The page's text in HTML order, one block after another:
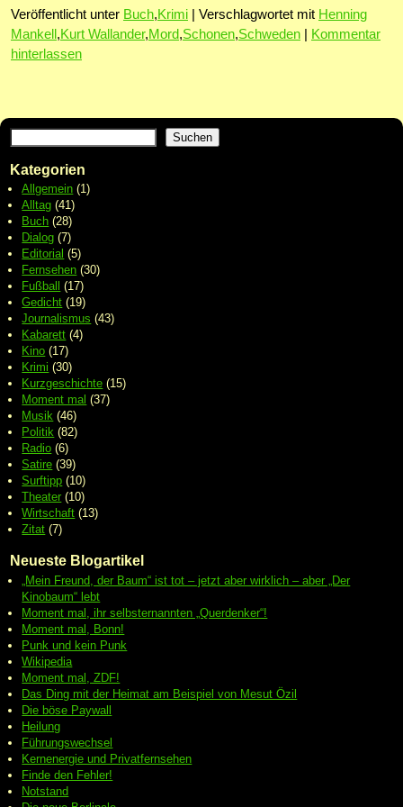
Veröffentlicht unter Buch,Krimi Verschlagwortet mit Henning
Mankell ,Kurt Wallander,Mord,Schonen,Schweden
Kommentar
hinterlassen
Suchen
Kategorien
Allgemein (1)
Alltag (41)
Buch (28)
Dialog (7)
Editorial (5)
Fernsehen (30)
Fußball (17)
Gedicht (19)
Journalismus (43)
Kabarett (4)
Kino (17)
Krimi (30)
Kurzgeschichte (15)
Moment mal (37)
Musik (46)
Politik (82)
Radio (6)
Satire (39)
Surftipp (10)
Theater (10)
Wirtschaft (13)
Zitat (7)
Neueste Blogartikel
„Mein Freund, der Baum“ ist tot – jetzt aber wirklich – aber „Der
Kinobaum“ lebt
Moment mal, ihr selbsternannten „Querdenker“!
Moment mal, Bonn!
Punk und kein Punk
Wikipedia
Moment mal, ZDF!
Das Ding mit der Heimat am Beispiel von Mesut Özil
Die böse Paywall
Heilung
Führungswechsel
Kernenergie und Privatfernsehen
Finde den Fehler!
Notstand